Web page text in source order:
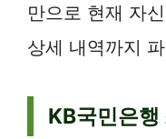
만으로 현재 자
상세 내역까지
KB국민은행